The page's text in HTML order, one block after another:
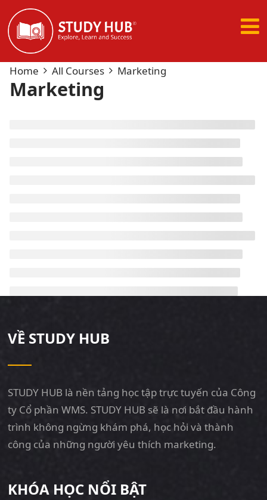
Home All Courses Marketing
Marketing
VỀ STUDY HUB
STUDY HUB là nền tảng học tập trực tuyến của Công
ty Cổ phần WMS. STUDY HUB sẽ là nơi bắt đầu hành
trình không ngừng khám phá, học hỏi và thành
công của những người yêu thích marketing.
KHÓA HỌC NỔI BẬT
New Course: Big Marketing Program Xem ngay